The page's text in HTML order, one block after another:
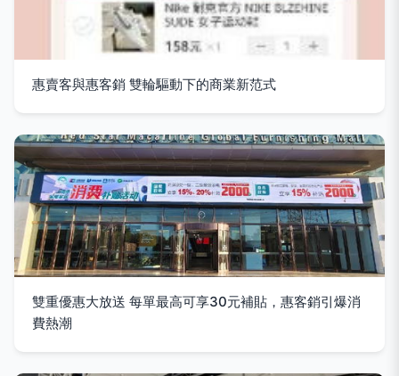
惠賣客與惠客銷 雙輪驅動下的商業新范式
雙重優惠大放送 每單最高可享30元補貼，惠客銷引爆消
費熱潮